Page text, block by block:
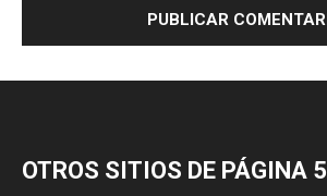
OTROS SITIOS DE PÁGINA 5